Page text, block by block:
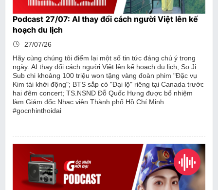
Podcast 27/07: AI thay đổi cách người Việt lên kế
hoạch du lịch
27/07/26
Hãy cùng chúng tôi điểm lại một số tin tức đáng chú ý trong
ngày: AI thay đổi cách người Việt lên kế hoạch du lịch; So Ji
Sub chi khoảng 100 triệu won tặng vàng đoàn phim "Đặc vụ
Kim tái khởi động"; BTS sắp có "Đại lộ" riêng tại Canada trước
hai đêm concert; TS.NSND Đỗ Quốc Hưng được bổ nhiệm
làm Giám đốc Nhạc viện Thành phố Hồ Chí Minh
#gocnhinthoidai